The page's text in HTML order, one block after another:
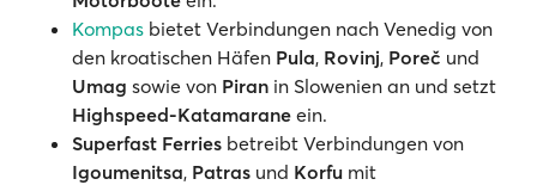
Kompas bietet Verbindungen nach Venedig von
den kroatischen Häfen Pula, Rovinj, Poreč und
Umag sowie von Piran in Slowenien an und setzt
Highspeed-Katamarane ein.
Superfast Ferries betreibt Verbindungen von
Igoumenitsa, Patras und Korfu mit